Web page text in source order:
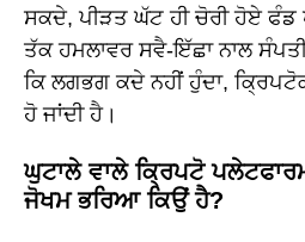
ਸਕਦੇ, ਪੀੜਤ ਘੱਟ ਹੀ ਚੋਰੀ ਹੋਏ
ਤੱਕ ਹਮਲਾਵਰ ਸਵੈ-ਇੱਛਾ ਨਾਲ
ਕਿ ਲਗਭਗ ਕਦੇ ਨਹੀਂ ਹੁੰਦਾ,
ਹੋ ਜਾਂਦੀ ਹੈ।
ਘੁਟਾਲੇ ਵਾਲੇ ਕ੍ਰਿਪਟੋ
ਜੋਖਮ ਭਰਿਆ ਕਿਉਂ ਹੈ?